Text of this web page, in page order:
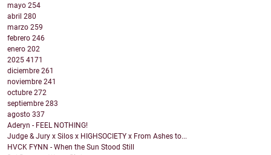
mayo 254
abril 280
marzo 259
febrero 246
enero 202
2025 4171
diciembre 261
noviembre 241
octubre 272
septiembre 283
agosto 337
Aderyn - FEEL NOTHING!
Judge & Jury x Silos x HIGHSOCIETY x From Ashes to...
HVCK FYNN - When the Sun Stood Still